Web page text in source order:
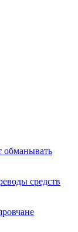
средств